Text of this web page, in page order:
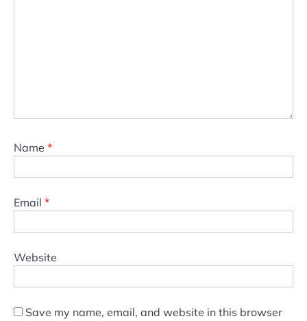
Name *
Email *
Website
Save my name, email, and website in this browser